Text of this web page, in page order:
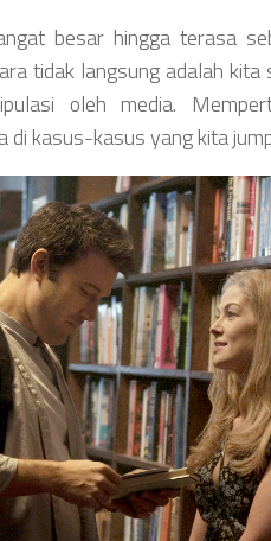
besar hingga terasa
tidak langsung adalah
oleh media.
di kasus-kasus yang kita